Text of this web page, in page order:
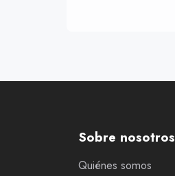
Sobre nosotros
Quiénes somos